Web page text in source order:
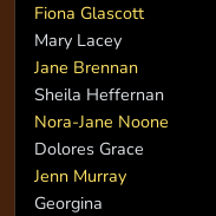
Fiona Glascott
Mary Lacey
Jane Brennan
Sheila Heffernan
Nora-Jane Noone
Dolores Grace
Jenn Murray
Georgina